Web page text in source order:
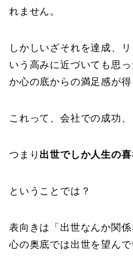
れません。
しかしいざそれを達成、
いう高みに近づいても思
か心の底からの満足感が得
これって、会社での成功、
つまり 出世でしか人生の
ということでは？
表向きは「出世なんか関
心の奥底では出世を望んで